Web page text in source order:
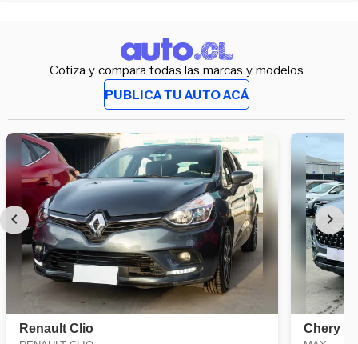
Cotiza y compara todas las marcas y modelos
PUBLICA TU AUTO ACÁ